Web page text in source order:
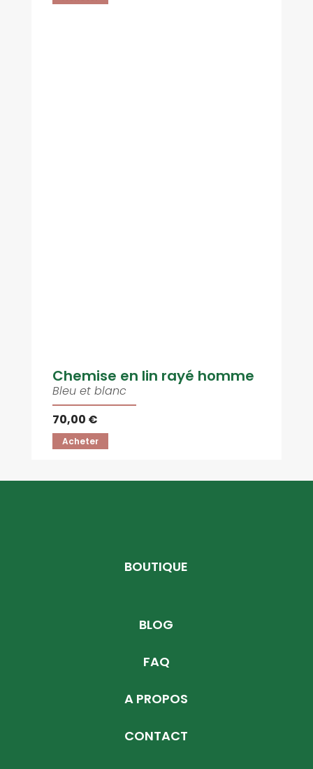
Chemise en lin rayé homme
Bleu et blanc
70,00 €
Acheter
BOUTIQUE
BLOG
FAQ
A PROPOS
CONTACT